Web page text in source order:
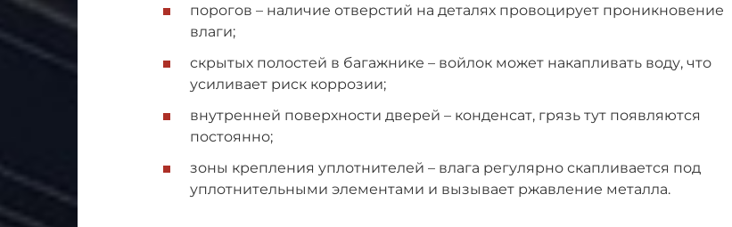
порогов – наличие отверстий на деталях провоцирует проникновение
влаги;
скрытых полостей в багажнике – войлок может накапливать воду, что
усиливает риск коррозии;
внутренней поверхности дверей – конденсат, грязь тут появляются
постоянно;
зоны крепления уплотнителей – влага регулярно скапливается под
уплотнительными элементами и вызывает ржавление металла.